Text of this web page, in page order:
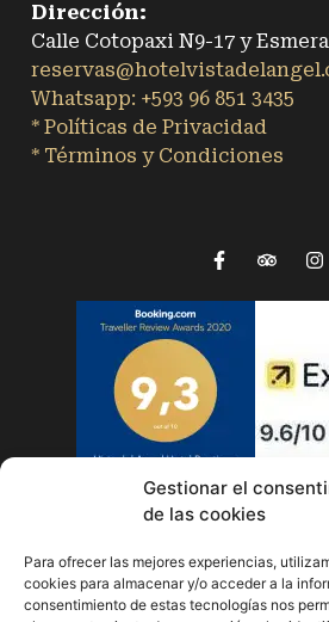
Gestionar el
de las cookies
Para ofrecer las mejores experiencias,
cookies para almacenar y/o acceder a la
consentimiento de estas tecnologías nos
Dirección:
Calle Cotopaxi N9-17 y
Whatsapp: +593 96 851 3435
* Políticas de Privacidad
* Términos y Condiciones
© 2024 Desarrollado por: